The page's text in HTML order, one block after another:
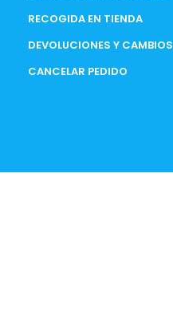
RECOGIDA EN TIENDA
DEVOLUCIONES Y CAMBIOS
CANCELAR PEDIDO